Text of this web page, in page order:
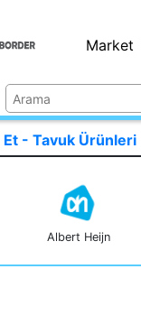
Market
Et - Tavuk Ürünleri
Albert Heijn